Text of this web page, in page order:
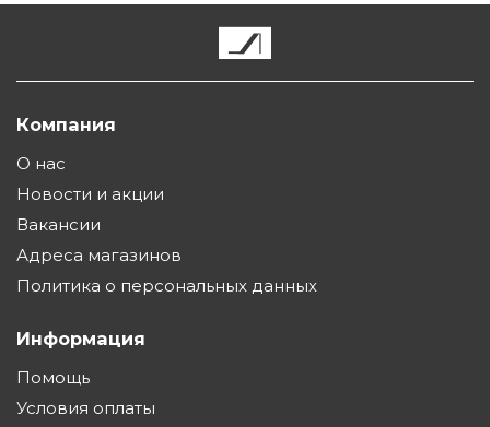
Компания
О нас
Новости и акции
Вакансии
Адреса магазинов
Политика о персональных данных
Информация
Помощь
Условия оплаты